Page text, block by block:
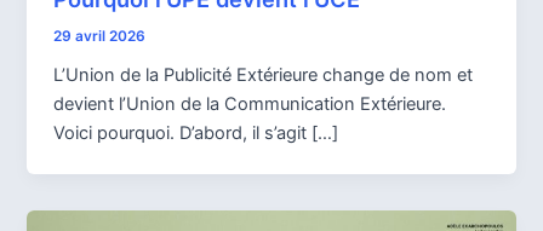
29 avril 2026
L’Union de la Publicité Extérieure change de nom et
devient l’Union de la Communication Extérieure.
Voici pourquoi. D’abord, il s’agit […]